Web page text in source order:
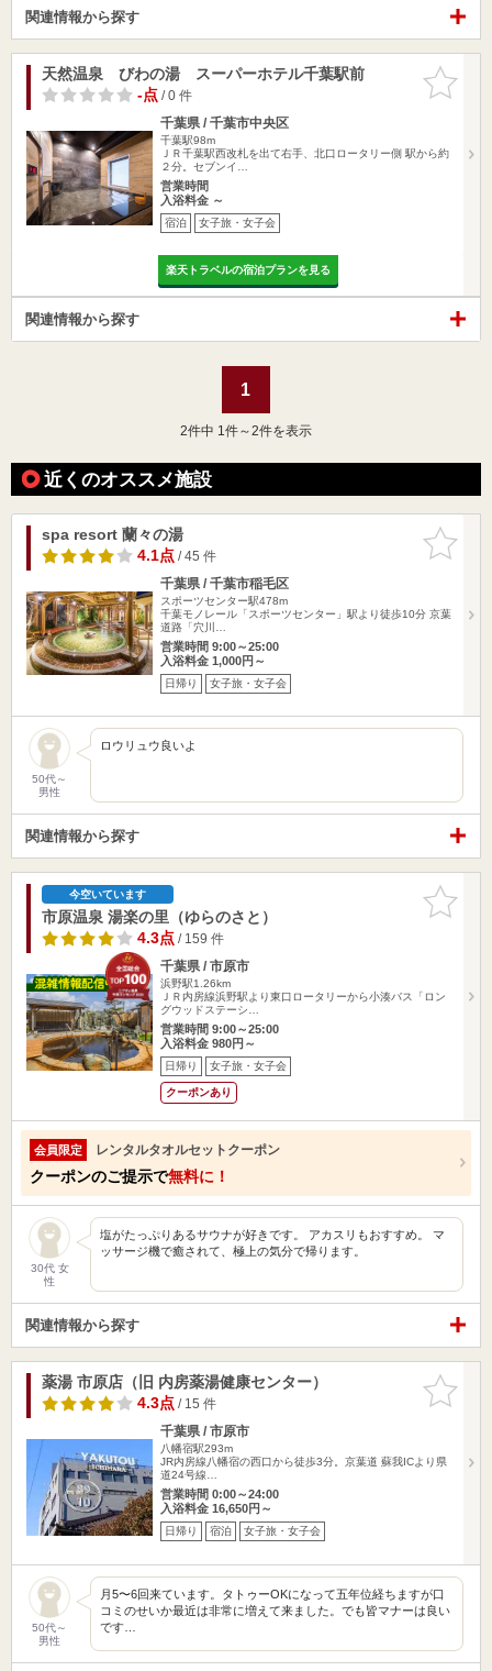
関連情報から探す
お気に入
りに追加
天然温泉 びわの湯 スーパーホテル千葉駅前
-点/ 0 件
千葉県 / 千葉市中央区
千葉駅98m
ＪＲ千葉駅西改札を出て右手、北口ロータリー側 駅から約
２分。セブンイ…
営業時間
入浴料金 ～
宿泊 女子旅・女子会
楽天トラベルの宿泊プランを見る
関連情報から探す
1
2件中 1件～2件を表示
近くのオススメ施設
お気に入
りに追加
spa resort 蘭々の湯
4.1点/ 45 件
千葉県 / 千葉市稲毛区
スポーツセンター駅478m
千葉モノレール「スポーツセンター」駅より徒歩10分 京葉
道路「穴川…
営業時間 9:00～25:00
入浴料金 1,000円～
日帰り 女子旅・女子会
50代～
男性
ロウリュウ良いよ
関連情報から探す
お気に入
りに追加
今空いています
市原温泉 湯楽の里（ゆらのさと）
4.3点/ 159 件
千葉県 / 市原市
浜野駅1.26km
ＪＲ内房線浜野駅より東口ロータリーから小湊バス「ロン
グウッドステーシ…
営業時間 9:00～25:00
入浴料金 980円～
日帰り 女子旅・女子会
クーポンあり
会員限定 レンタルタオルセットクーポン
クーポンのご提示で無料に！
30代 女
性
塩がたっぷりあるサウナが好きです。 アカスリもおすすめ。 マ
ッサージ機で癒されて、極上の気分で帰ります。
関連情報から探す
お気に入
りに追加
薬湯 市原店（旧 内房薬湯健康センター）
4.3点/ 15 件
千葉県 / 市原市
八幡宿駅293m
JR内房線八幡宿の西口から徒歩3分。京葉道 蘇我ICより県
道24号線…
営業時間 0:00～24:00
入浴料金 16,650円～
日帰り 宿泊 女子旅・女子会
50代～
男性
月5〜6回来ています。タトゥーOKになって五年位経ちますが口
コミのせいか最近は非常に増えて来ました。でも皆マナーは良い
です…